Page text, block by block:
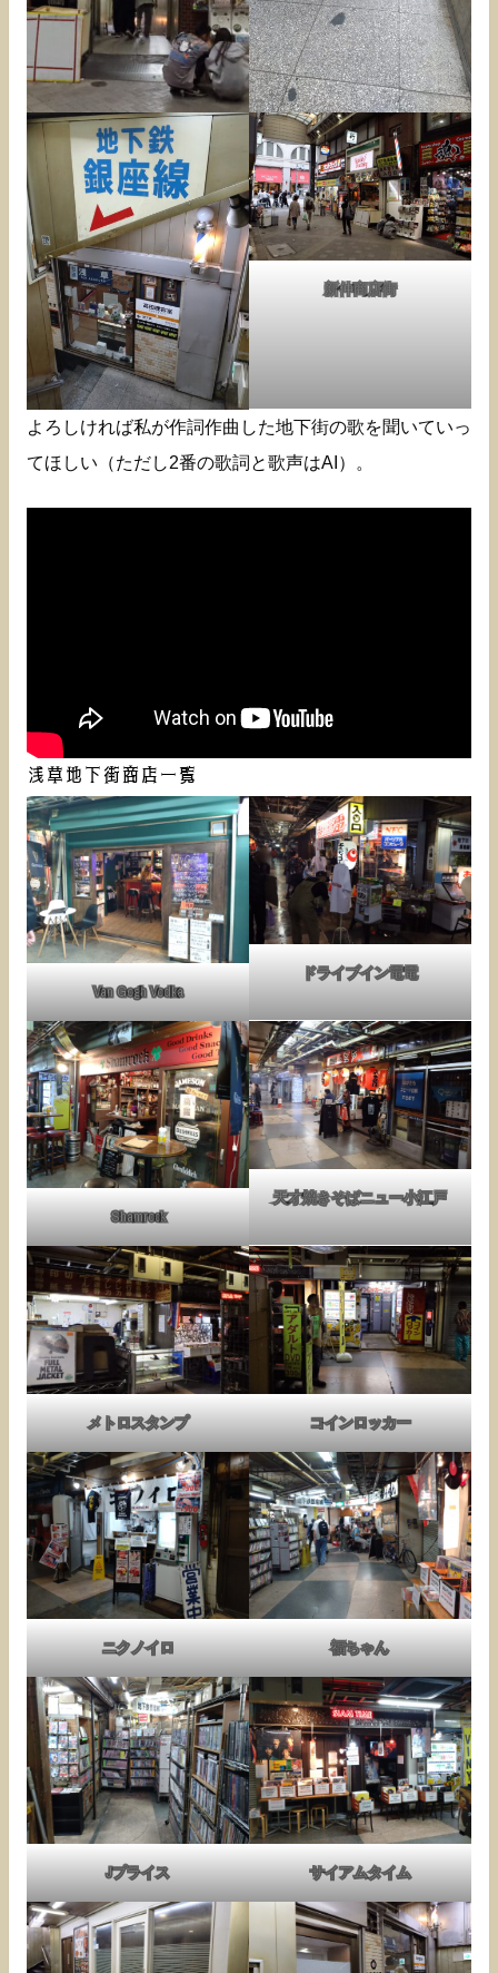
新仲商店街
よろしければ私が作詞作曲した地下街の歌を聞いていっ
てほしい（ただし2番の歌詞と歌声はAI）。
浅草地下街商店一覧
Van Gogh Vodka
ドライブイン電電
Shamrock
天才焼きそばニュー小江戸
メトロスタンプ コインロッカー
ニクノイロ 福ちゃん
Jプライス サイアムタイム